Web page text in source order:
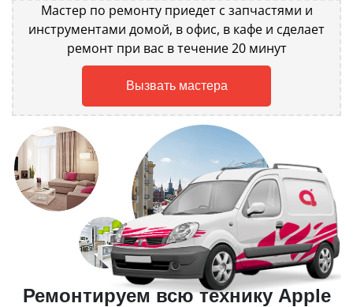
Мастер по ремонту приедет с запчастями и
инструментами домой, в офис, в кафе и сделает
ремонт при вас в течение 20 минут
Вызвать мастера
Ремонтируем всю технику Apple